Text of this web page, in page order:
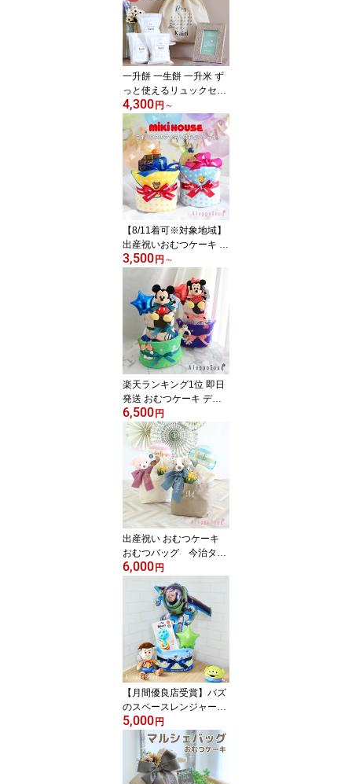
カー ケース お試し 収納
ベビー用品 子育て 男の
子 女の子 ミキハウス パ
ンパース 肌へのいちばん
メリーズ ムーニー
一升餅 一生餅 一升米 ず
っと使えるリュックセッ
ト 選び取りカード 小分
け 袋 背負い餅 ブランド
米 コシヒカリ つや姫 雪
若丸 新米 ナップサック
名入れ 送料無料 赤ちゃ
ん 1歳 誕生日 バースデー
命名 記念日 女の子 男の
子 おしゃれ ファースト
バースデー ベビーフォト
4,300円 ～
【8/11着可※対象地域】
出産祝いおむつケーキ ミ
キハウス フジテレビドラ
マ「ディア・シスター」
使用 ベビーギフト ひよ
こクラブ掲載 ガーゼ ハ
ンカチ 今治 ミニタオル
名入れ 名前刺繍 歯固め
パンパース メリーズ お
もちゃ 風船 バルーン mik
ihouse 男の子 女の子
3,500円 ～
楽天ランキング1位 即日
発送 おむつケーキ ディ
ズニー Disney ぬいぐる
み 歯固め 出産祝い 名入
れ 送料無料 タオル 名前
刺繍 レインボー オムツ
ケーキ ベビー ギフト お
祝い ミッキー ミニー ド
ナルド デイジー プーさ
ん バズ ウッディ バルー
ン 風船 メリーズ パンパ
ース
6,500円
出産祝い おむつケーキ
おむつバッグ 今治タオ
ル 男の子 女の子 名入れ
メリーマイヤー テディベ
ア 犬 うさぎ ぬいぐるみ
イニシャル 名入れ 名前
刺繍 ギフト トートバッ
グ タオル ベビーシャワ
ー 手提げ 誕生日 プレゼ
ント パンパース メリー
ズ 袋 プレゼント
6,000円
【月間優良店受賞】バズ
のスペースレンジャーお
むつケーキ ディズニー
出産祝い 男の子 バズ
ライトイヤー ウッディ
エイリアン タオル バル
ーン付 女の子 パンパ
5,000円